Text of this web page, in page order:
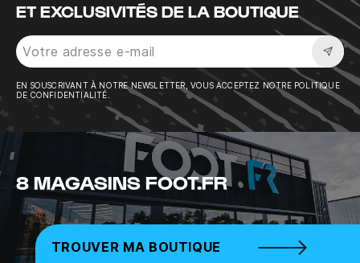
ET EXCLUSIVITÉS DE LA BOUTIQUE
EN SOUSCRIVANT À NOTRE NEWSLETTER, VOUS ACCEPTEZ NOTRE POLITIQUE
DE CONFIDENTIALITÉ.
8 MAGASINS FOOT.FR
TROUVER MA BOUTIQUE